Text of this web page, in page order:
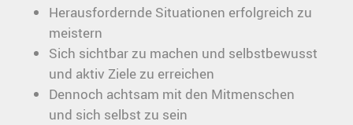
Herausfordernde Situationen erfolgreich zu
meistern
Sich sichtbar zu machen und selbstbewusst
und aktiv Ziele zu erreichen
Dennoch achtsam mit den Mitmenschen
und sich selbst zu sein